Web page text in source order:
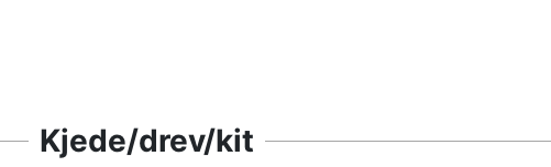
Kjede/drev/kit